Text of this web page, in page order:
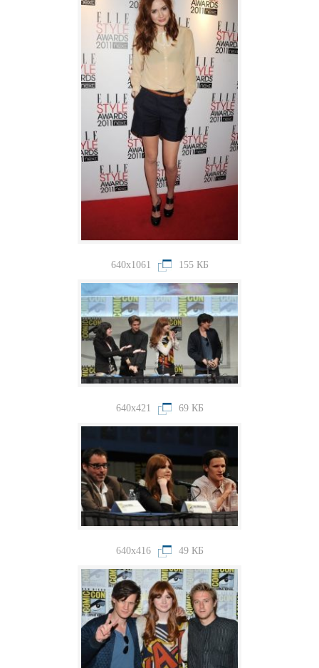
640x1061 155 КБ
640x421 69 КБ
640x416 49 КБ